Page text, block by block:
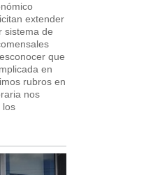
extender
sistema de
que
en
rubros en
nos
los